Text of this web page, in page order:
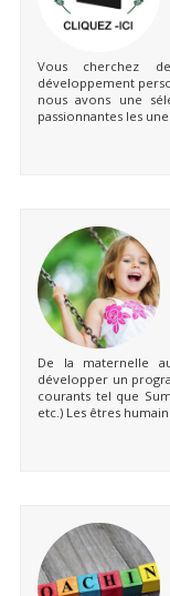
Vous cherchez
développement
nous avons une
passionnantes les
De la maternelle
développer un
courants tel que
etc.) Les êtres